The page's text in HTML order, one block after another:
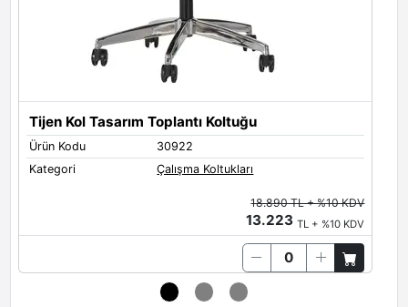
Tijen Kol Tasarım Toplantı Koltuğu
Ürün Kodu
30922
Kategori
Çalışma Koltukları
18.890 TL + %10 KDV
13.223TL + %10 KDV